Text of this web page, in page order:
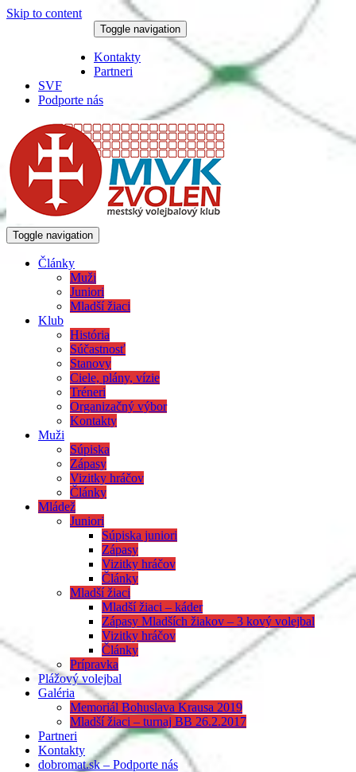
Skip to content
Toggle navigation
Kontakty
Partneri
SVF
Podporte nás
Toggle navigation
Články
Muži
Juniori
Mladší žiaci
Klub
História
Súčastnosť
Stanovy
Ciele, plány, vízie
Tréneri
Organizačný výbor
Kontakty
Muži
Súpiska
Zápasy
Vizitky hráčov
Články
Mládež
Juniori
Súpiska juniori
Zápasy
Vizitky hráčov
Články
Mladší žiaci
Mladší žiaci – káder
Zápasy Mladších žiakov – 3 kový volejbal
Vizitky hráčov
Články
Prípravka
Plážový volejbal
Galéria
Memoriál Bohuslava Krausa 2019
Mladší žiaci – turnaj BB 26.2.2017
Partneri
Kontakty
dobromat.sk – Podporte nás